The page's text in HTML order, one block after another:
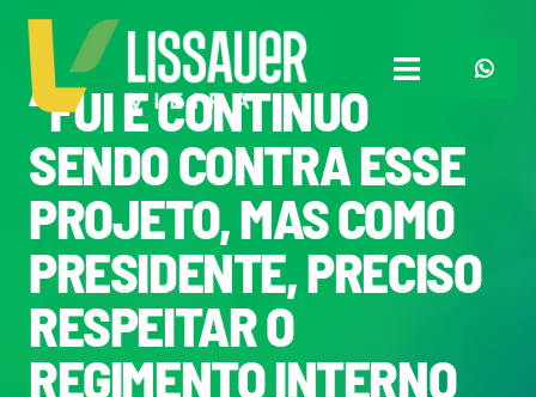
para
conteúdo
Toggle
Home
Plano de Governo
Meu Trabalho
O Que Penso
“FUI E CONTINUO
SENDO CONTRA ESSE
PROJETO, MAS COMO
PRESIDENTE, PRECISO
RESPEITAR O
REGIMENTO INTERNO